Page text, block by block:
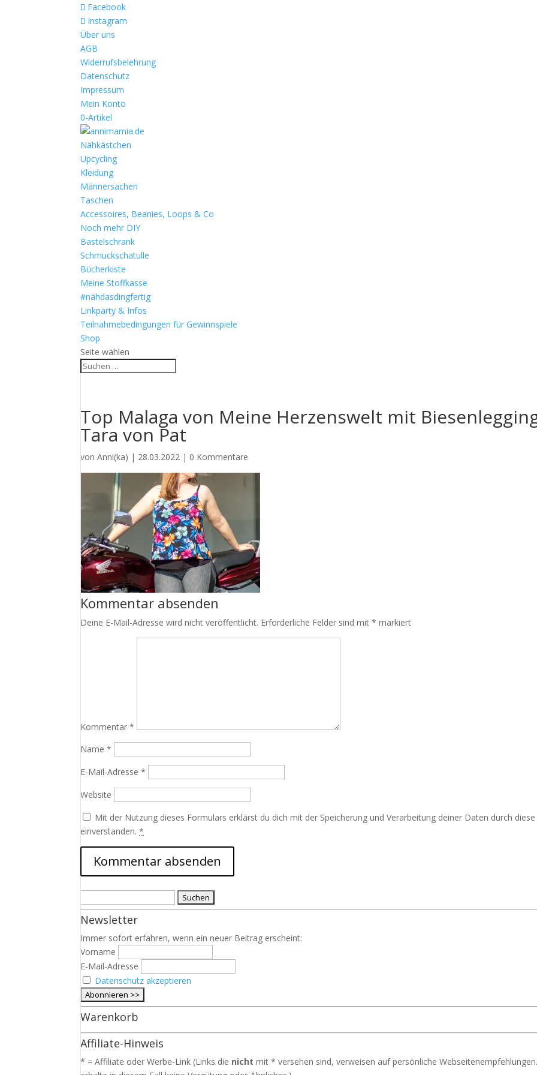
Facebook
Instagram
Über uns
AGB
Widerrufsbelehrung
Datenschutz
Impressum
Mein Konto
0-Artikel
Nähkästchen
Upcycling
Kleidung
Männersachen
Taschen
Accessoires, Beanies, Loops & Co
Noch mehr DIY
Bastelschrank
Schmuckschatulle
Bücherkiste
Meine Stoffkasse
#nähdasdingfertig
Linkparty & Infos
Teilnahmebedingungen für Gewinnspiele
Shop
Seite wählen
Top Malaga von Meine Herzenswelt mit
Tara von Pat
vonAnni(ka) | 28.03.2022 | 0 Kommentare
Kommentar absenden
Deine E-Mail-Adresse wird nicht veröffentlicht. Erforderliche Felder sind mit* markiert
Kommentar*
Name*
E-Mail-Adresse*
Website
Mit der Nutzung dieses Formulars erklärst du dich mit der Speicherung und Verarbeitung deiner Daten durch
einverstanden.*
nach:
Newsletter
Immer sofort erfahren, wenn ein neuer Beitrag erscheint:
Vorname
E-Mail-Adresse
Datenschutz akzeptieren
Warenkorb
Affiliate-Hinweis
* = Affiliate oder Werbe-Link (Links die nichtmit * versehen sind, verweisen auf persönliche